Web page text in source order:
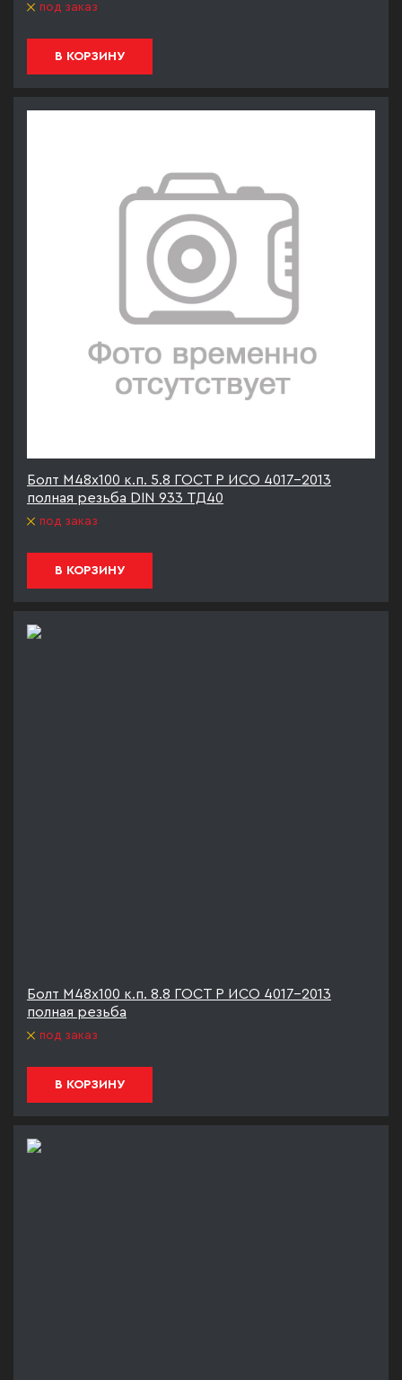
под заказ
В КОРЗИНУ
Болт М48х100 к.п. 5.8 ГОСТ Р ИСО 4017-2013
полная резьба DIN 933 ТД40
под заказ
В КОРЗИНУ
Болт М48х100 к.п. 8.8 ГОСТ Р ИСО 4017-2013
полная резьба
под заказ
В КОРЗИНУ